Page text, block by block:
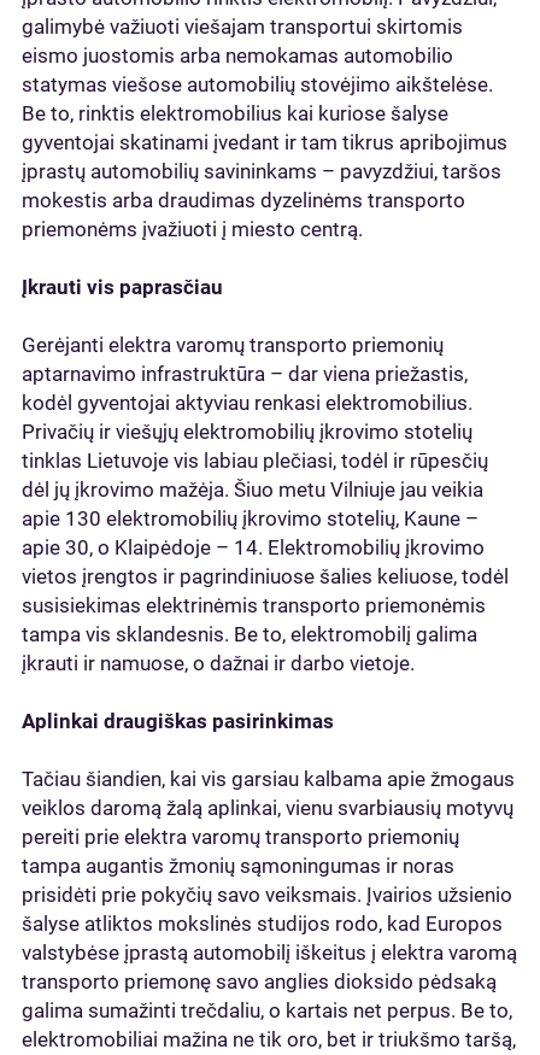
galimybė važiuoti viešajam transportui skirtomis
eismo juostomis arba nemokamas automobilio
statymas viešose automobilių stovėjimo aikštelėse.
Be to, rinktis elektromobilius kai kuriose šalyse
gyventojai skatinami įvedant ir tam tikrus apribojimus
įprastų automobilių savininkams – pavyzdžiui, taršos
mokestis arba draudimas dyzelinėms transporto
priemonėms įvažiuoti į miesto centrą.
Įkrauti vis paprasčiau
Gerėjanti elektra varomų transporto priemonių
aptarnavimo infrastruktūra – dar viena priežastis,
kodėl gyventojai aktyviau renkasi elektromobilius.
Privačių ir viešųjų elektromobilių įkrovimo stotelių
tinklas Lietuvoje vis labiau plečiasi, todėl ir rūpesčių
dėl jų įkrovimo mažėja. Šiuo metu Vilniuje jau veikia
apie 130 elektromobilių įkrovimo stotelių, Kaune –
apie 30, o Klaipėdoje – 14. Elektromobilių įkrovimo
vietos įrengtos ir pagrindiniuose šalies keliuose, todėl
susisiekimas elektrinėmis transporto priemonėmis
tampa vis sklandesnis. Be to, elektromobilį galima
įkrauti ir namuose, o dažnai ir darbo vietoje.
Aplinkai draugiškas pasirinkimas
Tačiau šiandien, kai vis garsiau kalbama apie žmogaus
veiklos daromą žalą aplinkai, vienu svarbiausių motyvų
pereiti prie elektra varomų transporto priemonių
tampa augantis žmonių sąmoningumas ir noras
prisidėti prie pokyčių savo veiksmais. Įvairios užsienio
šalyse atliktos mokslinės studijos rodo, kad Europos
valstybėse įprastą automobilį iškeitus į elektra varomą
transporto priemonę savo anglies dioksido pėdsaką
galima sumažinti trečdaliu, o kartais net perpus. Be to,
elektromobiliai mažina ne tik oro, bet ir triukšmo taršą,